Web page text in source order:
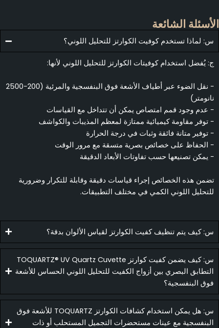
الشائعة
س: لماذا تستخدم كوفيت الكوارتز للتحليل اللوني؟
يُفضل استخدام كوفيتات الكوارتز للتحليل اللوني لأنها:
- نقل الضوء عبر أطياف الأشعة فوق البنفسجية والمرئية (200-2500
عدم وجود قمم امتصاص يمكن أن تتداخل مع القياسات
توفر مقاومة كيميائية ممتازة لمعظم المذيبات والكواشف
توفير متانة فائقة وثبات في درجة الحرارة
الحفاظ على خصائص بصرية متسقة مع مرور الوقت
يمكن تصنيعها حسب تفاوتات الأبعاد الدقيقة
هذه الخصائص إجراء قياسات دقيقة وقابلة للتكرار وضرورية
اللوني الكمي في مختلف التطبيقات.
س: كيف يتم تنظيف كفيت الكوارتز لقياس الألوان بدقة؟
س: كيف يضمن كفيت كوارتز TOQUARTZ® UV Quartz Cuvette
التطابق البصري بين أزواج الكفيت للتحليل اللوني الحساس للأشعة
فوق البنفسجية؟
س: هل يمكن استخدام كشافات الكوارتز TOQUARTZ للأشعة فوق
البنفسجية مع عينات مستحضرات التجميل المستحلب أو ذات